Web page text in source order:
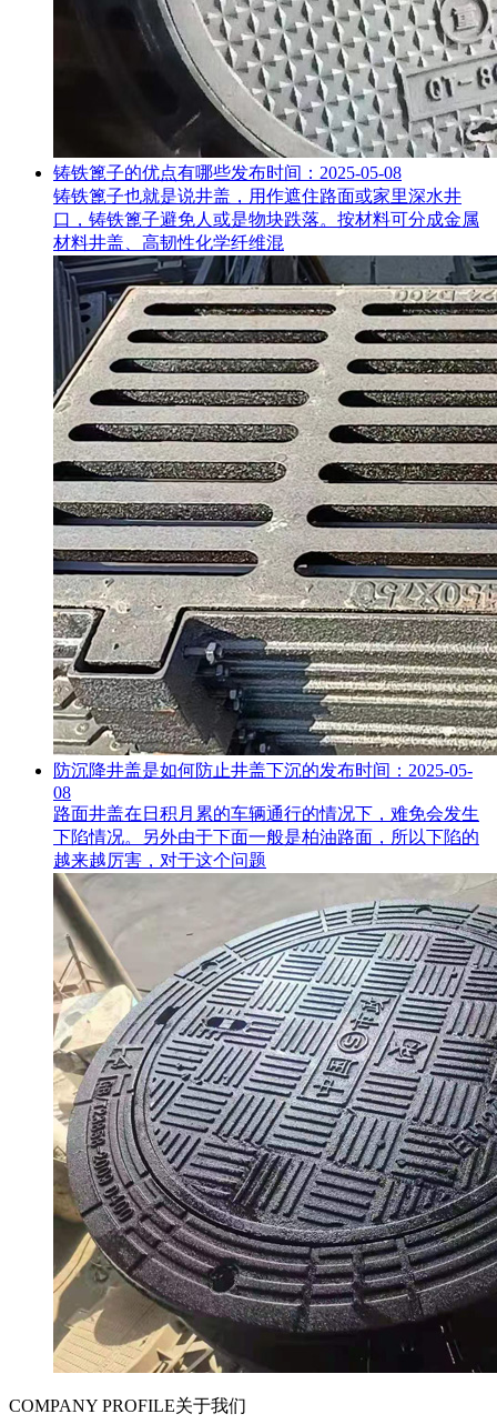
铸铁篦子的优点有哪些发布时间：2025-05-08
铸铁篦子也就是说井盖，用作遮住路面或家里深水井
口，铸铁篦子避免人或是物块跌落。按材料可分成金属
材料井盖、高韧性化学纤维混
防沉降井盖是如何防止井盖下沉的发布时间：2025-05-
08
路面井盖在日积月累的车辆通行的情况下，难免会发生
下陷情况。另外由于下面一般是柏油路面，所以下陷的
越来越厉害，对于这个问题
COMPANY PROFILE关于我们